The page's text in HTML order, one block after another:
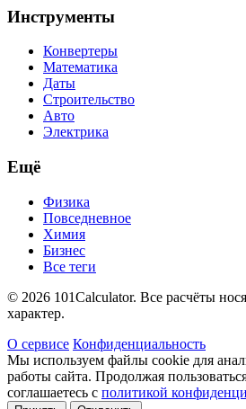
Инструменты
Конвертеры
Математика
Даты
Строительство
Авто
Электрика
Ещё
Физика
Повседневное
Химия
Бизнес
Все теги
© 2026 101Calculator. Все расчёты
характер.
О сервисе Конфиденциальность
Мы используем файлы cookie для
работы сайта. Продолжая
соглашаетесь с политикой